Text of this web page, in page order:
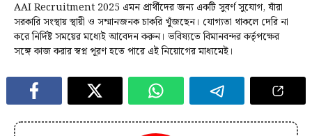
AAI Recruitment 2025 এমন প্রার্থীদের জন্য একটি সুবর্ণ সুযোগ, যাঁরা
সরকারি সংস্থায় স্থায়ী ও সম্মানজনক চাকরি খুঁজছেন। যোগ্যতা থাকলে দেরি না
করে নির্দিষ্ট সময়ের মধ্যেই আবেদন করুন। ভবিষ্যতে বিমানবন্দর কর্তৃপক্ষের
সঙ্গে কাজ করার স্বপ্ন পূরণ হতে পারে এই নিয়োগের মাধ্যমেই।